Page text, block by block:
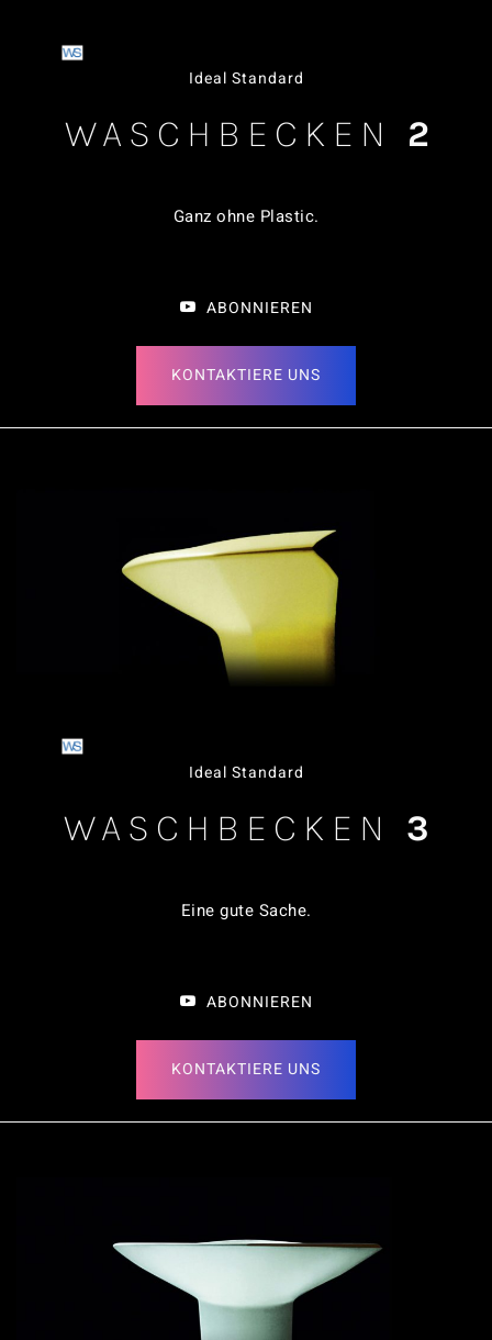
Ideal Standard
WASCHBECKEN 2
Ganz ohne Plastic.
ABONNIEREN
KONTAKTIERE UNS
Ideal Standard
WASCHBECKEN 3
Eine gute Sache.
ABONNIEREN
KONTAKTIERE UNS